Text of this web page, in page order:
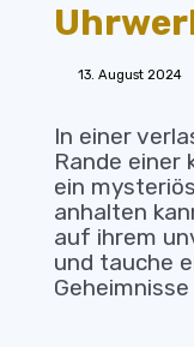
13. August 2024
In einer
Rande einer
ein
anhalten
auf ihrem
und tauche